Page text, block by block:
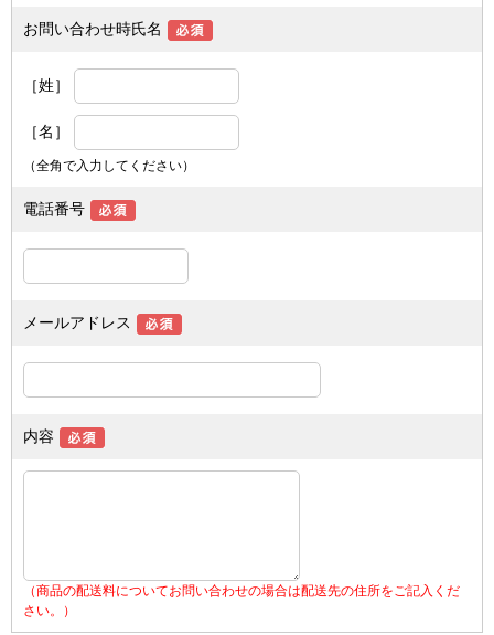
お問い合わせ時氏名
［姓］
［名］
（全角で入力してください）
電話番号
メールアドレス
内容
（商品の配送料についてお問い合わせの場合は配送先の住所をご記入くだ
さい。）